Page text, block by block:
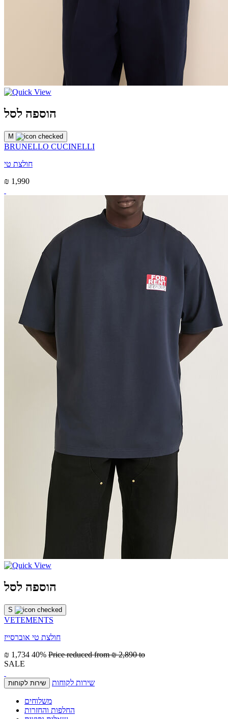
הוספה לסל
M
BRUNELLO CUCINELLI
חולצת טי
₪ 1,990
הוספה לסל
S
VETEMENTS
חולצת טי אוברסייז
₪ 1,734 40% Price reduced from₪ 2,890 to
SALE
שירות לקוחות שירות לקוחות
משלוחים
החלפות והחזרות